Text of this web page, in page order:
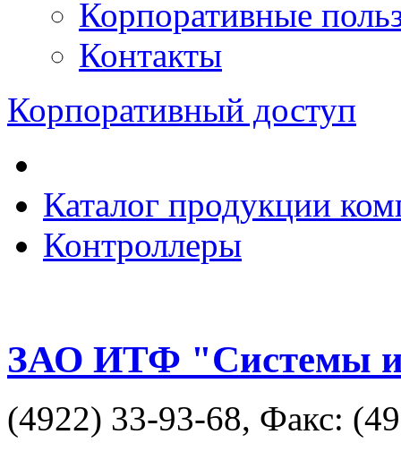
Корпоративные
Контакты
Корпоративный доступ
Каталог продукции
Контроллеры
ЗАО ИТФ "Системы и
(4922) 33-93-68, Факс: